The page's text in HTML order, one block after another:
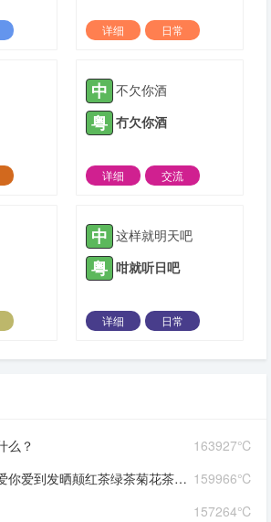
详细
日常
中 不欠你酒
粤 冇欠你酒
详细
交流
中 这样就明天吧
粤 咁就听日吧
详细
日常
163927℃
么？
159966℃
发晒颠红茶绿茶菊花茶爱你爱到蒙查查
157264℃